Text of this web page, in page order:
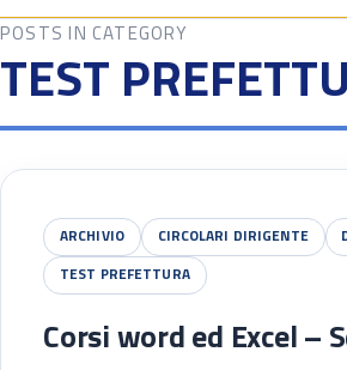
POSTS IN CATEGORY
TEST
ARCHIVIO CIRCOLARI DIRIGENTE
TEST PREFETTURA
Corsi word ed Excel –